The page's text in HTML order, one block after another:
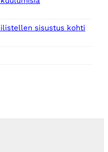
sisustus kohti